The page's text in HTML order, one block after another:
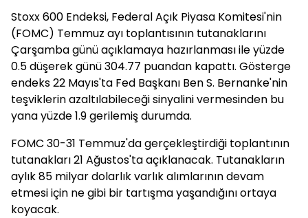
Stoxx 600 Endeksi, Federal Açık Piyasa Komitesi'nin
(FOMC) Temmuz ayı toplantısının tutanaklarını
Çarşamba günü açıklamaya hazırlanması ile yüzde
0.5 düşerek günü 304.77 puandan kapattı. Gösterge
endeks 22 Mayıs'ta Fed Başkanı Ben S. Bernanke'nin
teşviklerin azaltılabileceği sinyalini vermesinden bu
yana yüzde 1.9 gerilemiş durumda.
FOMC 30-31 Temmuz'da gerçekleştirdiği toplantının
tutanakları 21 Ağustos'ta açıklanacak. Tutanakların
aylık 85 milyar dolarlık varlık alımlarının devam
etmesi için ne gibi bir tartışma yaşandığını ortaya
koyacak.